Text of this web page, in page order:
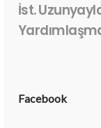
İst.
Facebook